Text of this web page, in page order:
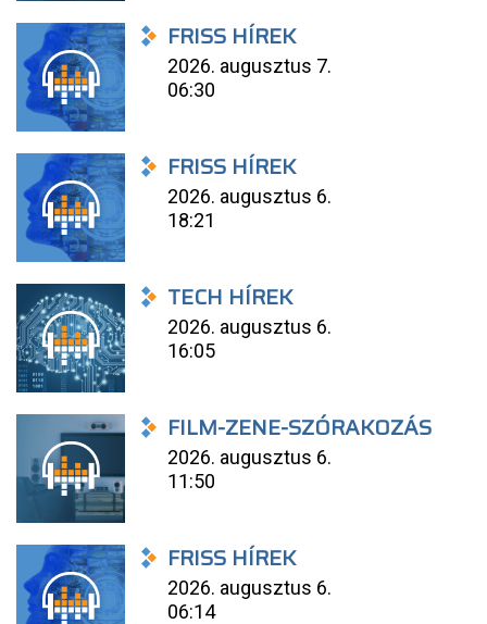
FRISS HÍREK
2026. augusztus 7.
06:30
FRISS HÍREK
2026. augusztus 6.
18:21
TECH HÍREK
2026. augusztus 6.
16:05
FILM-ZENE-SZÓRAKOZÁS
2026. augusztus 6.
11:50
FRISS HÍREK
2026. augusztus 6.
06:14